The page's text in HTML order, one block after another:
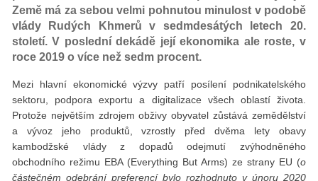
Země má za sebou velmi pohnutou minulost v podobě
vlády Rudých Khmerů v sedmdesátých letech 20.
století. V poslední dekádě její ekonomika ale roste, v
roce 2019 o více než sedm procent.
Mezi hlavní ekonomické výzvy patří posílení podnikatelského
sektoru, podpora exportu a digitalizace všech oblastí života.
Protože největším zdrojem obživy obyvatel zůstává zemědělství
a vývoz jeho produktů, vzrostly před dvěma lety obavy
kambodžské vlády z dopadů odejmutí zvýhodněného
obchodního režimu EBA (Everything But Arms) ze strany EU (o
částečném odebrání preferencí bylo rozhodnuto v únoru 2020